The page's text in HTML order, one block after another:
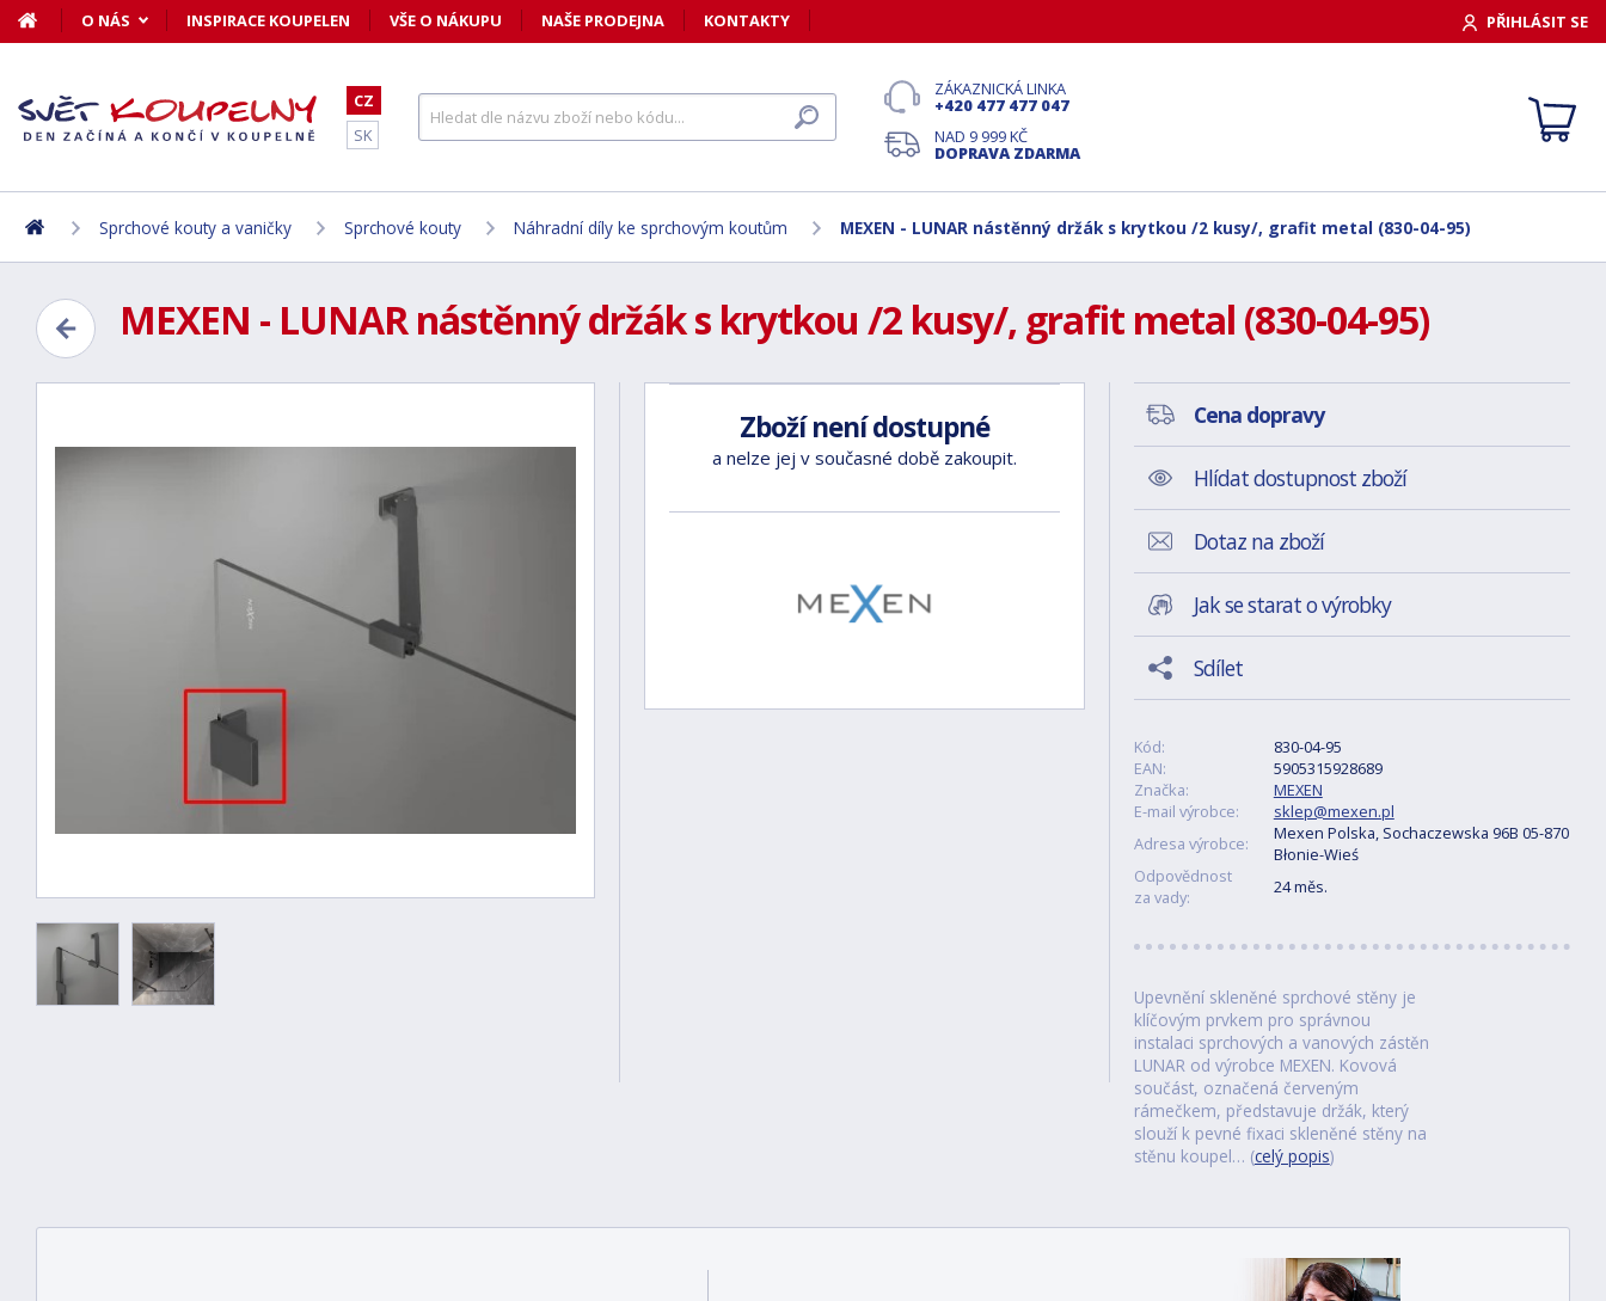
O NÁS INSPIRACE KOUPELEN VŠE O NÁKUPU NAŠE PRODEJNA KONTAKTY PŘIHLÁSIT SE
CZ
SK
ZÁKAZNICKÁ LINKA
+420 477 477 047
NAD 9 999 KČ
DOPRAVA ZDARMA
Sprchové kouty a vaničky Sprchové kouty Náhradní díly ke sprchovým koutům MEXEN - LUNAR nástěnný držák s krytkou /2 kusy/, grafit metal (830-04-95)
MEXEN - LUNAR nástěnný držák s krytkou /2 kusy/, grafit metal (830-04-95)
Zboží není dostupné
a nelze jej v současné době zakoupit.
Cena dopravy
Hlídat dostupnost zboží
Dotaz na zboží
Jak se starat o výrobky
Sdílet
Kód:
830-04-95
EAN:
5905315928689
Značka:
MEXEN
E-mail výrobce:
sklep@mexen.pl
Adresa výrobce:
Mexen Polska, Sochaczewska 96B 05-870
Błonie-Wieś
Odpovědnost
za vady:
24 měs.
Upevnění skleněné sprchové stěny je
klíčovým prvkem pro správnou
instalaci sprchových a vanových zástěn
LUNAR od výrobce MEXEN. Kovová
součást, označená červeným
rámečkem, představuje držák, který
slouží k pevné fixaci skleněné stěny na
stěnu koupel… (celý popis)